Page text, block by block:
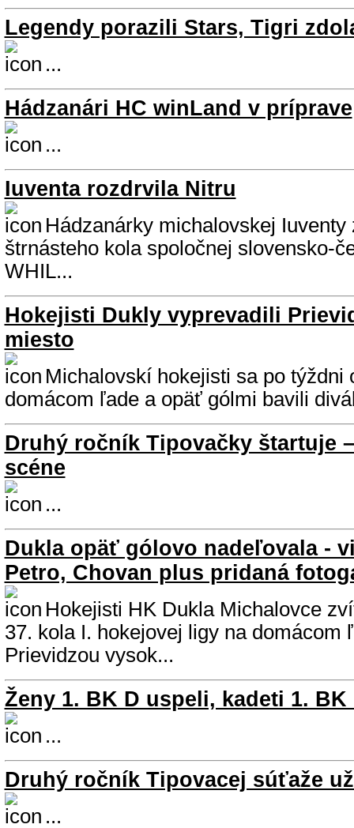
Legendy porazili Stars, Tigri
...
Hádzanári HC winLand v príprave
...
Iuventa rozdrvila Nitru
Hádzanárky michalovskej
štrnásteho kola spoločnej slovensko-
WHIL...
Hokejisti Dukly vyprevadili
miesto
Michalovskí hokejisti sa po týždni
domácom ľade a opäť gólmi bavili
Druhý ročník Tipovačky štartuje
scéne
...
Dukla opäť gólovo nadeľovala -
Petro, Chovan plus pridaná
Hokejisti HK Dukla Michalovce
37. kola I. hokejovej ligy na domácom
Prievidzou vysok...
Ženy 1. BK D uspeli, kadeti 1. BK
...
Druhý ročník Tipovacej súťaže
...